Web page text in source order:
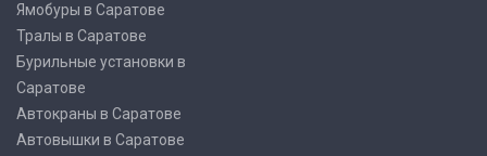
Ямобуры в Саратове
Тралы в Саратове
Бурильные установки в
Саратове
Автокраны в Саратове
Автовышки в Саратове